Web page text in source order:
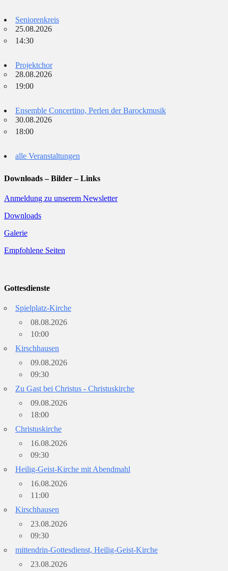
Seniorenkreis
25.08.2026
14:30
Projektchor
28.08.2026
19:00
Ensemble Concertino, Perlen der Barockmusik
30.08.2026
18:00
alle Veranstaltungen
Downloads – Bilder – Links
Anmeldung zu unserem Newsletter
Downloads
Galerie
Empfohlene Seiten
Gottesdienste
Spielplatz-Kirche
08.08.2026
10:00
Kirschhausen
09.08.2026
09:30
Zu Gast bei Christus - Christuskirche
09.08.2026
18:00
Christuskirche
16.08.2026
09:30
Heilig-Geist-Kirche mit Abendmahl
16.08.2026
11:00
Kirschhausen
23.08.2026
09:30
mittendrin-Gottesdienst, Heilig-Geist-Kirche
23.08.2026